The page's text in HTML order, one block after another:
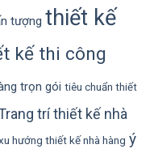
tượng thiết kế
kế thi công
trọn gói tiêu chuẩn thiết
trí thiết kế nhà
hướng thiết kế nhà hàng ý